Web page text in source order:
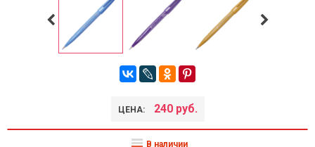
ЦЕНА: 240 руб.
В наличии